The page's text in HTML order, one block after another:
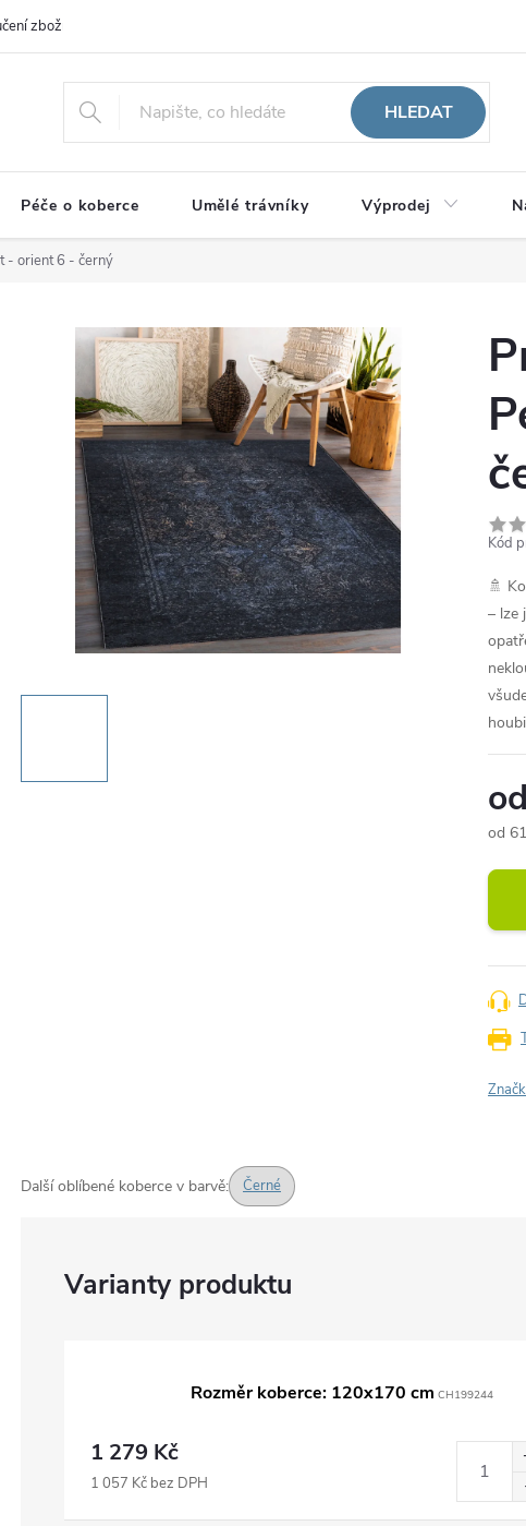
zboží
HLEDAT
Péče o koberce Umělé trávníky Výprodej
- orient 6 - černý
Kód
🚿
– lze
od
od
cena:
Další oblíbené koberce v barvě: Černé
Rozměr koberce: 120x170 cm CH199244
1 279 Kč
1 057 Kč bez DPH